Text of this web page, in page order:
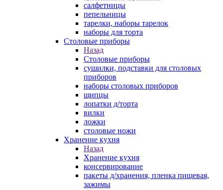
салфетницы
пепельницы
тарелки, наборы тарелок
наборы для торта
Столовые приборы
Назад
Столовые приборы
сушилки, подставки для столовых
приборов
наборы столовых приборов
щипцы
лопатки д/торта
вилки
ложки
столовые ножи
Хранение кухня
Назад
Хранение кухня
консервирование
пакеты д/хранения, пленка пищевая,
зажимы